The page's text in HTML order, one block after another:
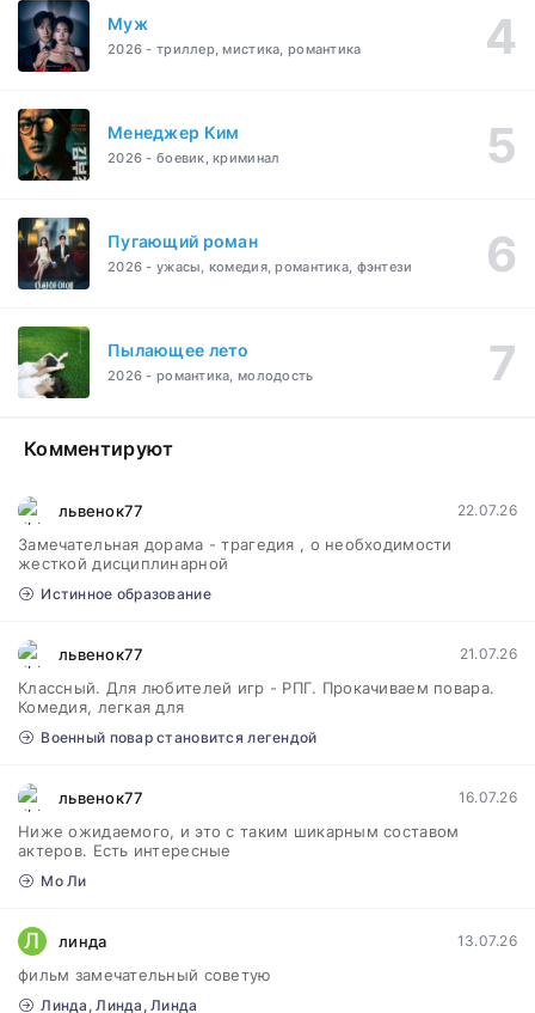
Муж
2026 - триллер, мистика, романтика
Менеджер Ким
2026 - боевик, криминал
Пугающий роман
2026 - ужасы, комедия, романтика, фэнтези
Пылающее лето
2026 - романтика, молодость
Комментируют
львенок77 22.07.26
Замечательная дорама - трагедия , о необходимости
жесткой дисциплинарной
Истинное образование
львенок77 21.07.26
Классный. Для любителей игр - РПГ. Прокачиваем повара.
Комедия, легкая для
Военный повар становится легендой
львенок77 16.07.26
Ниже ожидаемого, и это с таким шикарным составом
актеров. Есть интересные
Мо Ли
Л линда 13.07.26
фильм замечательный советую
Линда, Линда, Линда